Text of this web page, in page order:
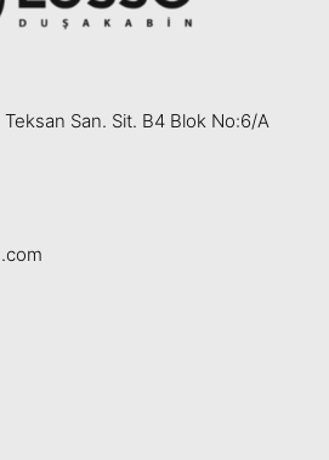
Teksan San. Sit. B4 Blok No:6/A